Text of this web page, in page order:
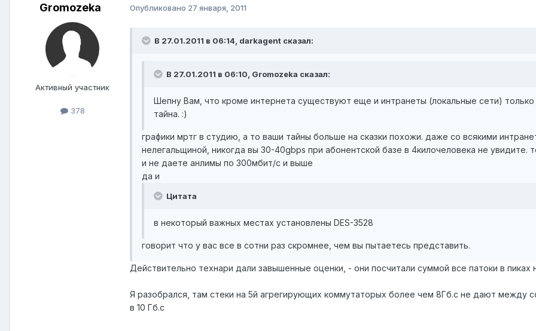
Gromozeka
Активный участник
378
Опубликовано 27 января, 2011
В 27.01.2011 в 06:14, darkagent сказал:
В 27.01.2011 в 06:10, Gromozeka сказал:
Шепну Вам, что кроме интернета существуют еще и интранеты (локальные сети) только
тайна. :)
графики мртг в студию, а то ваши тайны больше на сказки похожи. даже со всякими
нелегальщиной, никогда вы 30-40gbps при абонентской базе в 4килочеловека не увидите.
и не даете анлимы по 300мбит/с и выше
да и
Цитата
в некоторый важных местах установлены DES-3528
говорит что у вас все в сотни раз скромнее, чем вы пытаетесь представить.
Действительно технари дали завышенные оценки, - они посчитали суммой все патоки в пиках
Я разобрался, там стеки на 5й агрегирующих коммутаторых более чем 8Гб.с не дают между
в 10 Гб.с